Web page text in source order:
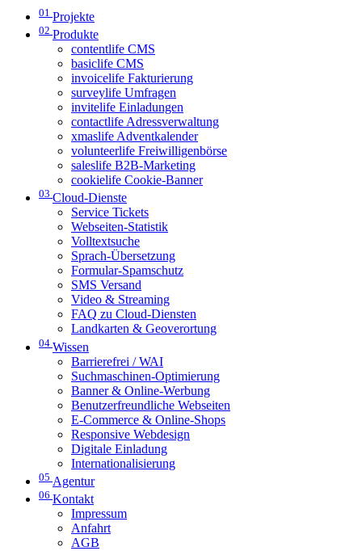
01 Projekte
02 Produkte
contentlife CMS
basiclife CMS
invoicelife Fakturierung
surveylife Umfragen
invitelife Einladungen
contactlife Adressverwaltung
xmaslife Adventkalender
volunteerlife Freiwilligenbörse
saleslife B2B-Marketing
cookielife Cookie-Banner
03 Cloud-Dienste
Service Tickets
Webseiten-Statistik
Volltextsuche
Sprach-Übersetzung
Formular-Spamschutz
SMS Versand
Video & Streaming
FAQ zu Cloud-Diensten
Landkarten & Geoverortung
04 Wissen
Barrierefrei / WAI
Suchmaschinen-Optimierung
Banner & Online-Werbung
Benutzerfreundliche Webseiten
E-Commerce & Online-Shops
Responsive Webdesign
Digitale Einladung
Internationalisierung
05 Agentur
06 Kontakt
Impressum
Anfahrt
AGB